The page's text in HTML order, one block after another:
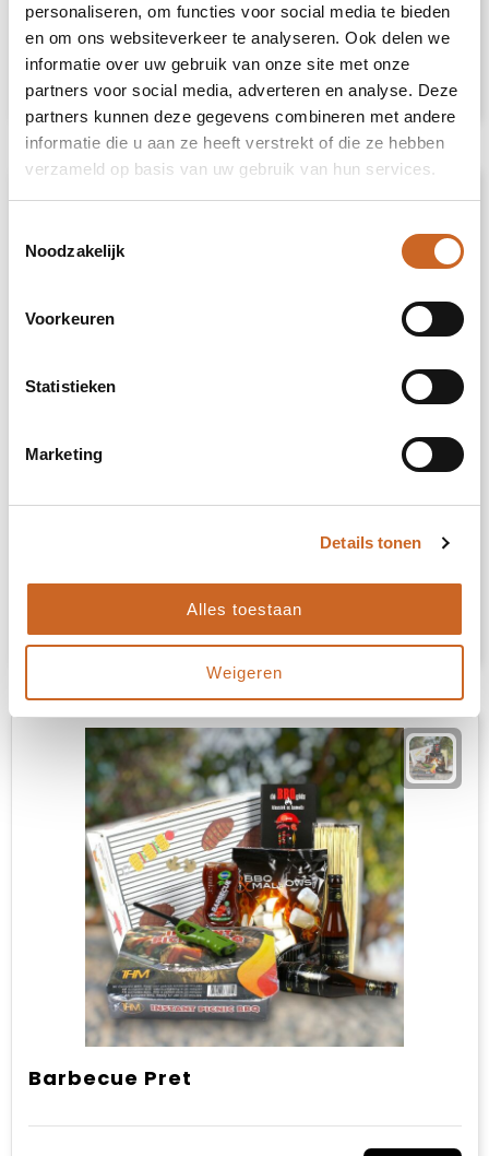
personaliseren, om functies voor social media te bieden
en om ons websiteverkeer te analyseren. Ook delen we
informatie over uw gebruik van onze site met onze
partners voor social media, adverteren en analyse. Deze
partners kunnen deze gegevens combineren met andere
informatie die u aan ze heeft verstrekt of die ze hebben
verzameld op basis van uw gebruik van hun services.
Noodzakelijk
Voorkeuren
Statistieken
Marketing
Details tonen
Alles toestaan
Weigeren
€ 25,00 Bekijk
€ 27,95
Barbecue Pret